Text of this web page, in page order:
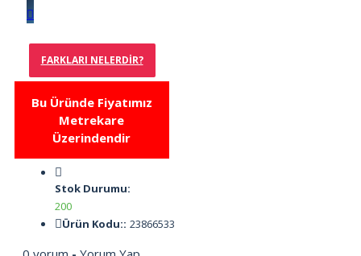
FARKLARI NELERDIR?
Bu Üründe Fiyatımız
Metrekare
Üzerindendir
Stok Durumu:
200
Ürün Kodu:: 23866533